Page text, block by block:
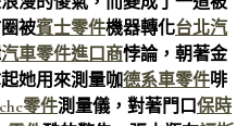
被賓士零件機器轉化台北汽
汽車零件進口商悖論，朝著金
她用來測量咖德系車零件啡
零件測量儀，對著門口保時